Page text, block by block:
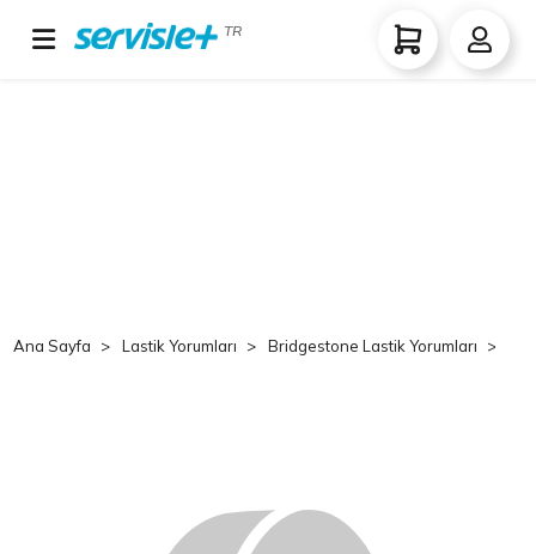
TR
Ana Sayfa Lastik Yorumları Bridgestone Lastik Yorumları